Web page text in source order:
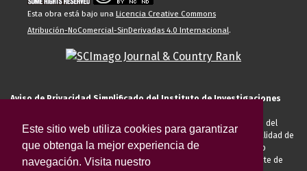
Este sitio web utiliza cookies para garantizar
que obtenga la mejor experiencia de
navegación. Visita nuestro
Esta obra está bajo una Licencia Creative Commons
Atribución-NoComercial-SinDerivadas 4.0 Internacional.
Aviso de Privacidad Simplificado del Instituto de Investigaciones
El Instituto de Investigaciones Estéticas de la UNAM, es responsable del
tratamiento de sus datos personales para el registro de usted en calidad de
alumno, docente, personal de la entidad académica, conferencista o
invitado externo (nacional o extranjero), visitante, proveedor o cliente de